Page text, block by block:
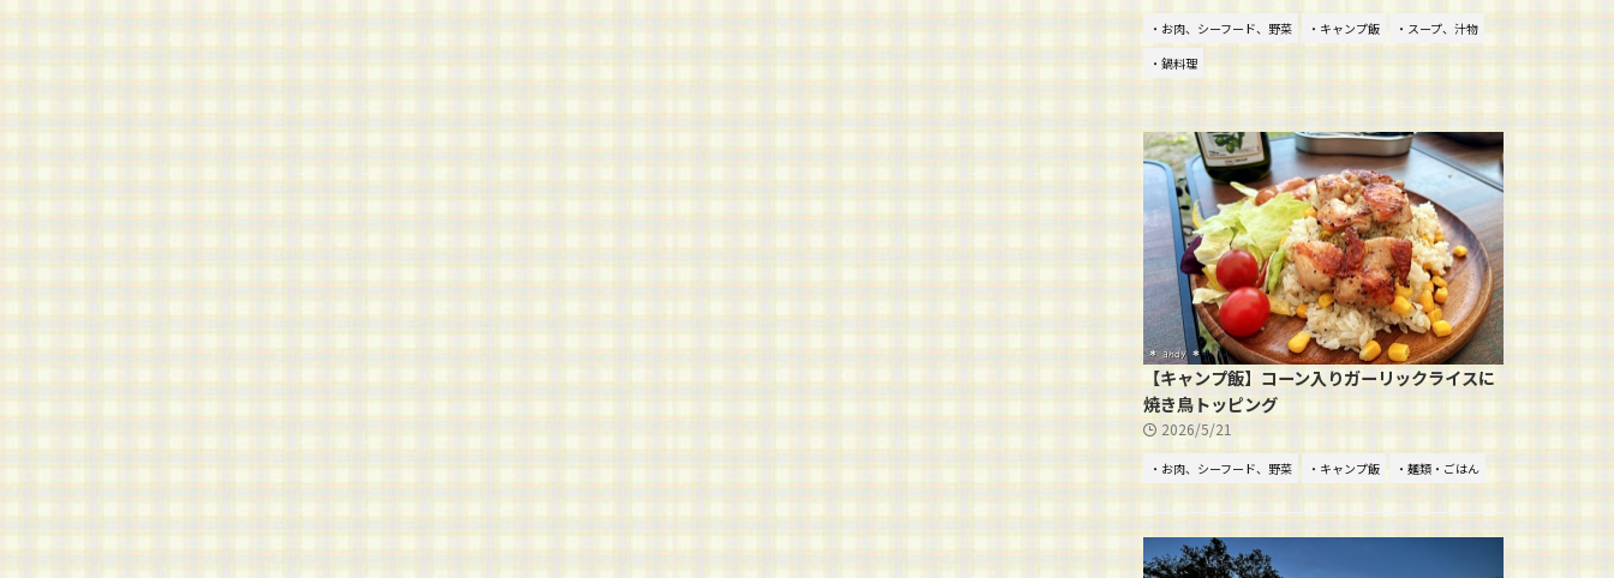
・お肉、シーフード、野菜 ・キャンプ飯
・スープ、汁物
・鍋料理
【キャンプ飯】コーン入りガーリックライスに
焼き鳥トッピング
2026/5/21
・お肉、シーフード、野菜 ・キャンプ飯 ・麺類・ごはん